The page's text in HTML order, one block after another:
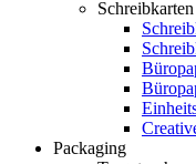
Packaging